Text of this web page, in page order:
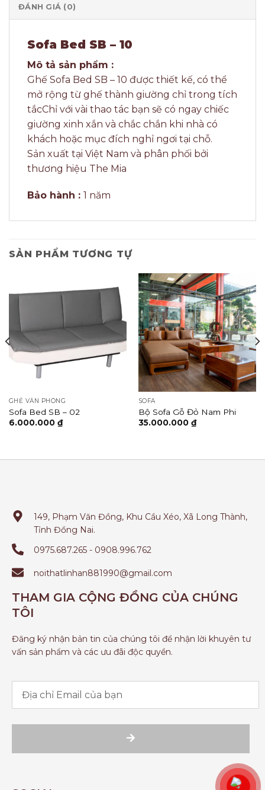
ĐÁNH GIÁ (0)
Sofa Bed SB – 10
Mô tả sản phẩm :
Ghế Sofa Bed SB – 10 được thiết kế, có thể
mở rộng từ ghế thành giường chỉ trong tích
tắcChỉ với vài thao tác bạn sẽ có ngay chiếc
giường xinh xắn và chắc chắn khi nhà có
khách hoặc mục đích nghỉ ngơi tại chỗ.
Sản xuất tại Việt Nam và phân phối bởi
thương hiệu The Mia
Bảo hành : 1 năm
SẢN PHẨM TƯƠNG TỰ
GHẾ VĂN PHÒNG
Sofa Bed SB – 02
6.000.000 ₫
SOFA
Bộ Sofa Gỗ Đỏ Nam Phi
35.000.000 ₫
149, Phạm Văn Đồng, Khu Cầu Xéo, Xã Long Thành,
Tỉnh Đồng Nai.
0975.687.265 - 0908.996.762
noithatlinhan881990@gmail.com
THAM GIA CỘNG ĐỒNG CỦA CHÚNG
TÔI
Đăng ký nhận bản tin của chúng tôi để nhận lời khuyên tư
vấn sản phẩm và các ưu đãi độc quyền.